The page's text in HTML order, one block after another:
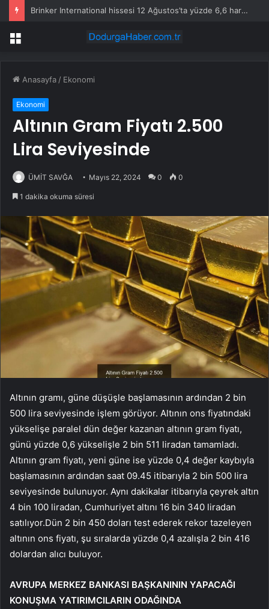
Brinker International hissesi 12 Ağustos’ta yüzde 6,6 hareket edebilir
Menü
Anasayfa / Ekonomi
Ekonomi
Altının Gram Fiyatı 2.500
Lira Seviyesinde
ÜMİT SAVĞA Mayıs 22, 2024 0 0
1 dakika okuma süresi
Altının gramı, güne düşüşle başlamasının ardından 2 bin
500 lira seviyesinde işlem görüyor. Altının ons fiyatındaki
yükselişe paralel dün değer kazanan altının gram fiyatı,
günü yüzde 0,6 yükselişle 2 bin 511 liradan tamamladı.
Altının gram fiyatı, yeni güne ise yüzde 0,4 değer kaybıyla
başlamasının ardından saat 09.45 itibarıyla 2 bin 500 lira
seviyesinde bulunuyor. Aynı dakikalar itibarıyla çeyrek altın
4 bin 100 liradan, Cumhuriyet altını 16 bin 340 liradan
satılıyor.Dün 2 bin 450 doları test ederek rekor tazeleyen
altının ons fiyatı, şu sıralarda yüzde 0,4 azalışla 2 bin 416
dolardan alıcı buluyor.
AVRUPA MERKEZ BANKASI BAŞKANININ YAPACAĞI
KONUŞMA YATIRIMCILARIN ODAĞINDA